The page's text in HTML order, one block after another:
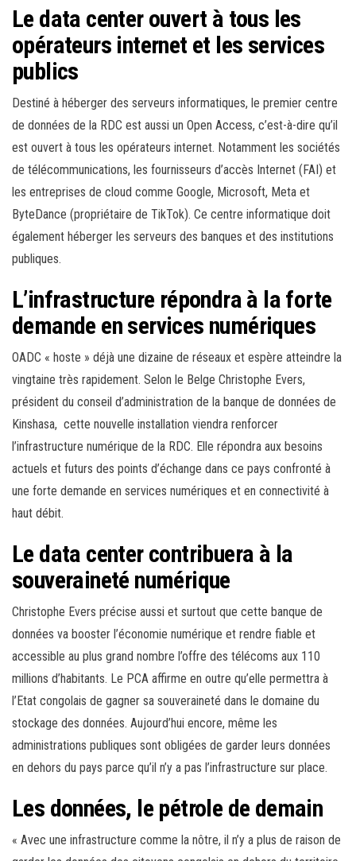
Le data center ouvert à tous les
opérateurs internet et les services
publics
Destiné à héberger des serveurs informatiques, le premier centre
de données de la RDC est aussi un Open Access, c’est-à-dire qu’il
est ouvert à tous les opérateurs internet. Notamment les sociétés
de télécommunications, les fournisseurs d’accès Internet (FAI) et
les entreprises de cloud comme Google, Microsoft, Meta et
ByteDance (propriétaire de TikTok). Ce centre informatique doit
également héberger les serveurs des banques et des institutions
publiques.
L’infrastructure répondra à la forte
demande en services numériques
OADC « hoste » déjà une dizaine de réseaux et espère atteindre la
vingtaine très rapidement. Selon le Belge Christophe Evers,
président du conseil d’administration de la banque de données de
Kinshasa, cette nouvelle installation viendra renforcer
l’infrastructure numérique de la RDC. Elle répondra aux besoins
actuels et futurs des points d’échange dans ce pays confronté à
une forte demande en services numériques et en connectivité à
haut débit.
Le data center contribuera à la
souveraineté numérique
Christophe Evers précise aussi et surtout que cette banque de
données va booster l’économie numérique et rendre fiable et
accessible au plus grand nombre l’offre des télécoms aux 110
millions d’habitants. Le PCA affirme en outre qu’elle permettra à
l’Etat congolais de gagner sa souveraineté dans le domaine du
stockage des données. Aujourd’hui encore, même les
administrations publiques sont obligées de garder leurs données
en dehors du pays parce qu’il n’y a pas l’infrastructure sur place.
Les données, le pétrole de demain
« Avec une infrastructure comme la nôtre, il n’y a plus de raison de